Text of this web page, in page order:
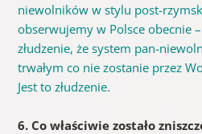
niewolników w stylu post-
obserwujemy w Polsce obecnie
złudzenie, że system pan-
trwałym co nie zostanie przez
Jest to złudzenie.
6. Co właściwie zostało